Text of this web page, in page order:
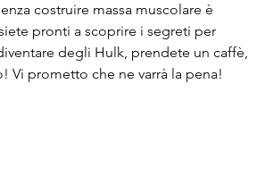
costruire massa muscolare è
pronti a scoprire i segreti per
degli Hulk, prendete un caffè,
prometto che ne varrà la pena!